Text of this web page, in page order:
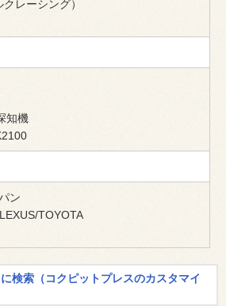
レーシング）
知機
ン
TOYOTA
検索（コクピットプレスのカスタマイ